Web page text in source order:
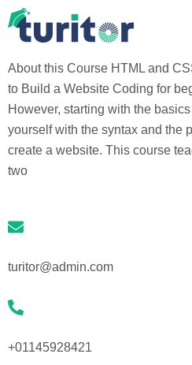
About this Course HTML and
to Build a Website Coding for
However, starting with the
yourself with the syntax and the
create a website. This course
two
turitor@admin.com
+01145928421